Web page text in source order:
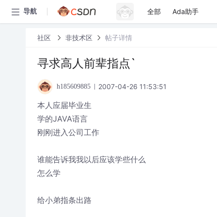
导航 全部 Ada助手
社区 非技术区 帖子详情
寻求高人前辈指点`
h185609885 2007-04-26 11:53:51
本人应届毕业生
学的JAVA语言
刚刚进入公司工作
谁能告诉我我以后应该学些什么
怎么学
给小弟指条出路